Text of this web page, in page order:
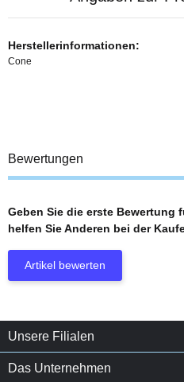
Herstellerinformationen:
Cone
Bewertungen
Geben Sie die erste Bewertung
helfen Sie Anderen bei der
Artikel bewerten
Unsere Filialen
Das Unternehmen